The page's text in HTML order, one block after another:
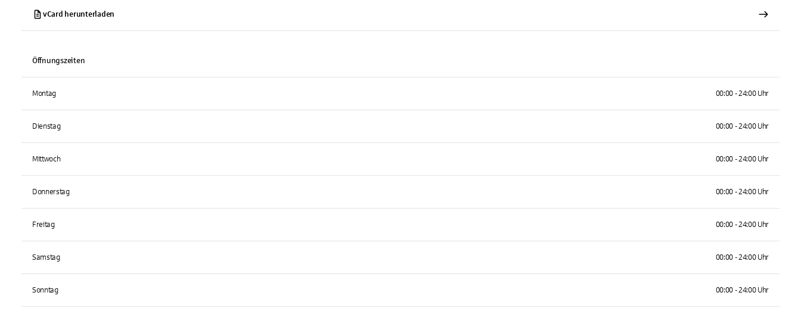
vCard herunterladen
Öffnungszeiten
Montag 00:00 - 24:00 Uhr
Dienstag 00:00 - 24:00 Uhr
Mittwoch 00:00 - 24:00 Uhr
Donnerstag 00:00 - 24:00 Uhr
Freitag 00:00 - 24:00 Uhr
Samstag 00:00 - 24:00 Uhr
Sonntag 00:00 - 24:00 Uhr